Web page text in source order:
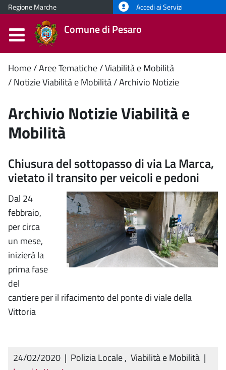
Regione Marche Accedi ai Servizi
Comune di Pesaro
Contenuto
Home Aree Tematiche Viabilità e Mobilità
Notizie Viabilità e Mobilità Archivio Notizie
Archivio Notizie Viabilità e
Mobilità
Chiusura del sottopasso di via La Marca,
vietato il transito per veicoli e pedoni
Dal 24
febbraio,
per circa
un mese,
inizierà la
prima fase
del
cantiere per il rifacimento del ponte di viale della
Vittoria
24/02/2020 | Polizia Locale, Viabilità e Mobilità |